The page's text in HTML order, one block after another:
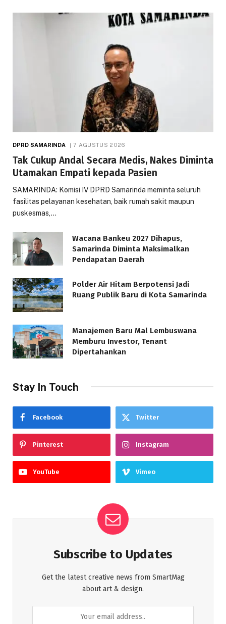
DPRD SAMARINDA 7 AGUSTUS 2026
Tak Cukup Andal Secara Medis, Nakes Diminta
Utamakan Empati kepada Pasien
SAMARINDA: Komisi IV DPRD Samarinda meminta seluruh
fasilitas pelayanan kesehatan, baik rumah sakit maupun
puskesmas,…
Wacana Bankeu 2027 Dihapus,
Samarinda Diminta Maksimalkan
Pendapatan Daerah
Polder Air Hitam Berpotensi Jadi
Ruang Publik Baru di Kota Samarinda
Manajemen Baru Mal Lembuswana
Memburu Investor, Tenant
Dipertahankan
Stay In Touch
Facebook Twitter
Pinterest Instagram
YouTube Vimeo
Subscribe to Updates
Get the latest creative news from SmartMag
about art & design.